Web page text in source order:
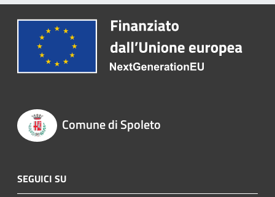
Comune di Spoleto
SEGUICI SU